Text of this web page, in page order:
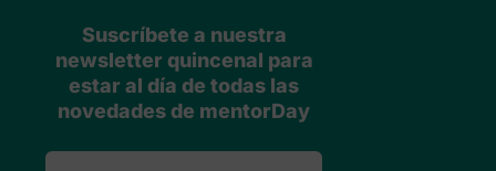
Suscríbete a nuestra
newsletter quincenal para
estar al día de todas las
novedades de mentorDay